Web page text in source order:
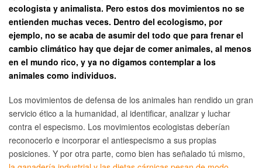
ecologista y animalista. Pero estos dos movimientos no se
entienden muchas veces. Dentro del ecologismo, por
ejemplo, no se acaba de asumir del todo que para frenar el
cambio climático hay que dejar de comer animales, al menos
en el mundo rico, y ya no digamos contemplar a los
animales como individuos.
Los movimientos de defensa de los animales han rendido un gran
servicio ético a la humanidad, al identificar, analizar y luchar
contra el especismo. Los movimientos ecologistas deberían
reconocerlo e incorporar el antiespecismo a sus propias
posiciones. Y por otra parte, como bien has señalado tú mismo,